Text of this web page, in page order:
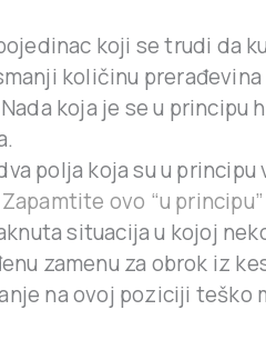
koji se trudi da
količinu prerađevina
koja je se u principu
polja koja su u
Zapamtite ovo “u
situacija u kojoj
zamenu za obrok iz
na ovoj poziciji teško